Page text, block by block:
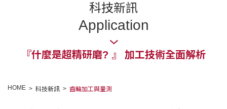
科技新訊
Application
『什麼是超精研磨? 』 加工技術全面解析
HOME 科技新訊 齒輪加工與量測
修改個人資料
我的收藏
匯款通知